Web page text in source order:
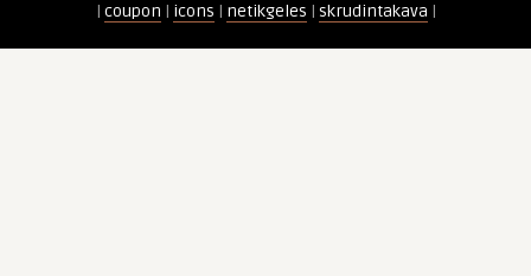
| coupon | icons | netikgeles | skrudintakava |